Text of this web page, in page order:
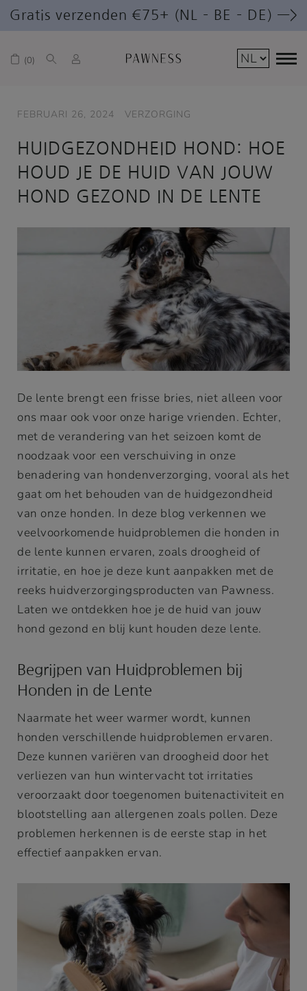
Gratis verzenden €75+ (NL – BE – DE) —>
0
FEBRUARI 26, 2024 VERZORGING
HUIDGEZONDHEID HOND: HOE
HOUD JE DE HUID VAN JOUW
HOND GEZOND IN DE LENTE
De lente brengt een frisse bries, niet alleen voor
ons maar ook voor onze harige vrienden. Echter,
met de verandering van het seizoen komt de
noodzaak voor een verschuiving in onze
benadering van hondenverzorging, vooral als het
gaat om het behouden van de huidgezondheid
van onze honden. In deze blog verkennen we
veelvoorkomende huidproblemen die honden in
de lente kunnen ervaren, zoals droogheid of
irritatie, en hoe je deze kunt aanpakken met de
reeks huidverzorgingsproducten van Pawness.
Laten we ontdekken hoe je de huid van jouw
hond gezond en blij kunt houden deze lente.
Begrijpen van Huidproblemen bij
Honden in de Lente
Naarmate het weer warmer wordt, kunnen
honden verschillende huidproblemen ervaren.
Deze kunnen variëren van droogheid door het
verliezen van hun wintervacht tot irritaties
veroorzaakt door toegenomen buitenactiviteit en
blootstelling aan allergenen zoals pollen. Deze
problemen herkennen is de eerste stap in het
effectief aanpakken ervan.